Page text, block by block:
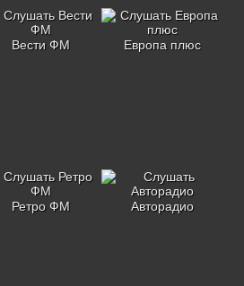
Вести ФМ Европа плюс
Ретро ФМ Авторадио